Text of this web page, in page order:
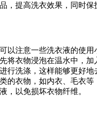
，提高洗衣效果，同时保
注意一些洗衣液的使用
将衣物浸泡在温水中，加
行洗涤，这样能够更好地
的衣物，如内衣、毛衣等
，以免损坏衣物纤维。